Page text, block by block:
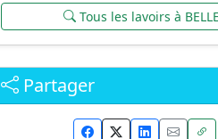
Tous les lavoirs à
Partager